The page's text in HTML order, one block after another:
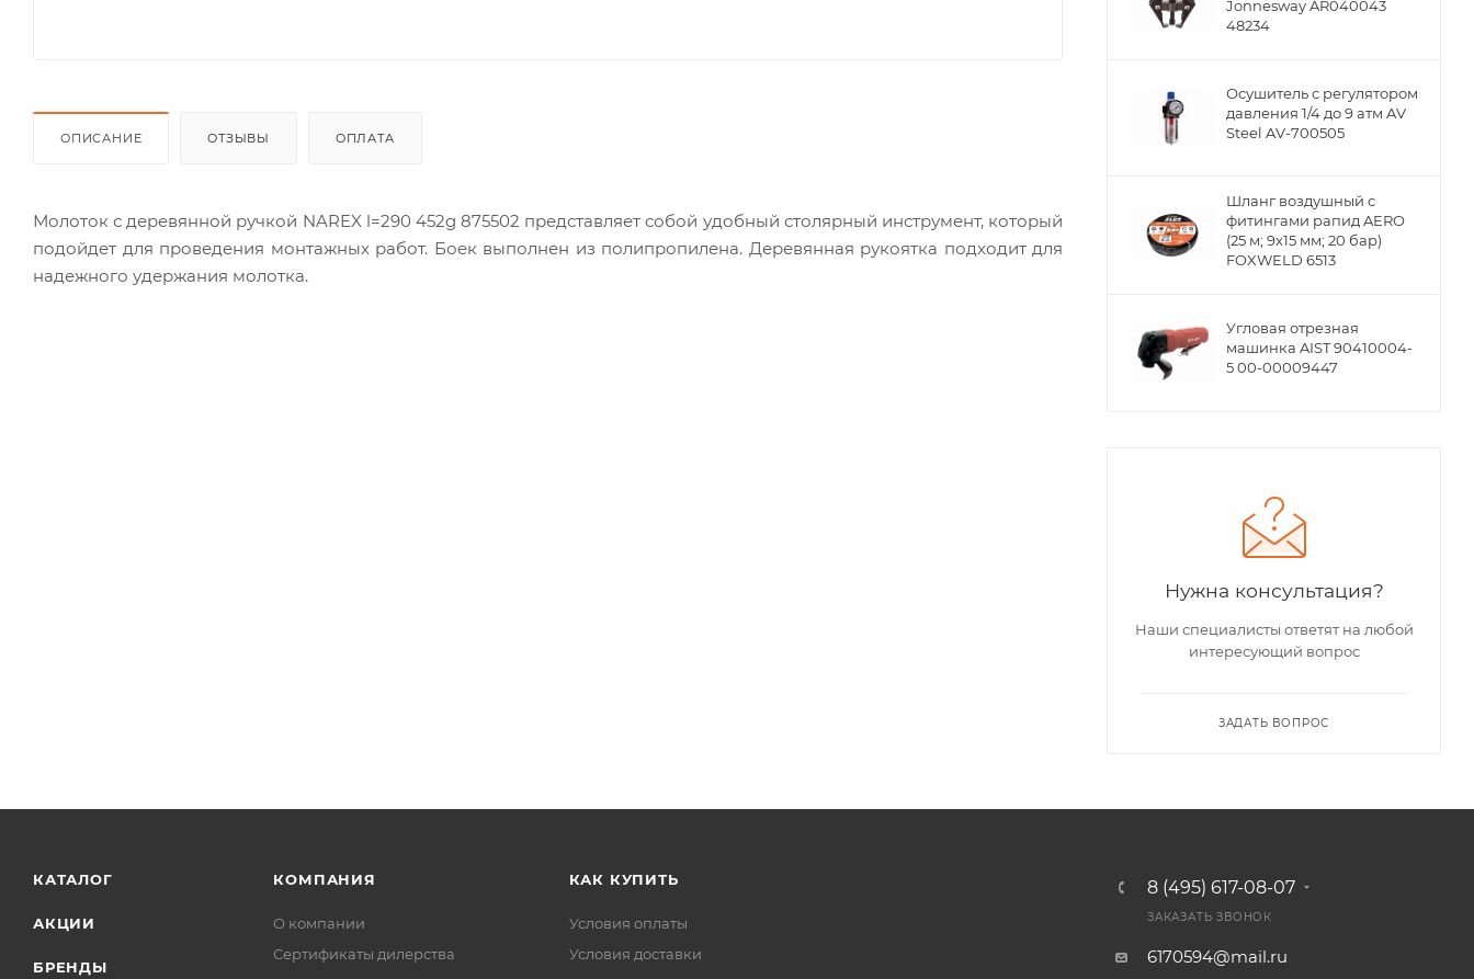
ОПИСАНИЕ ОТЗЫВЫ ОПЛАТА
Молоток с деревянной ручкой NAREX l=290 452g 875502 представляет собой удобный столярный инструмент, который
подойдет для проведения монтажных работ. Боек выполнен из полипропилена. Деревянная рукоятка подходит для
надежного удержания молотка.
Jonnesway AR040043
48234
Осушитель с регулятором
давления 1/4 до 9 атм AV
Steel AV-700505
Шланг воздушный с
фитингами рапид AERO
(25 м; 9x15 мм; 20 бар)
FOXWELD 6513
Угловая отрезная
машинка AIST 90410004-
5 00-00009447
Нужна консультация?
Наши специалисты ответят на любой
интересующий вопрос
ЗАДАТЬ ВОПРОС
КАТАЛОГ
АКЦИИ
БРЕНДЫ
КОМПАНИЯ
О компании
Сертификаты дилерства
КАК КУПИТЬ
Условия оплаты
Условия доставки
8 (495) 617-08-07
ЗАКАЗАТЬ ЗВОНОК
6170594@mail.ru